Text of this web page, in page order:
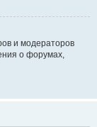
и модераторов
о форумах,